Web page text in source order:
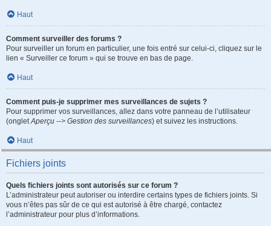
Haut
Comment surveiller des forums ?
Pour surveiller un forum en particulier, une fois entré sur celui-ci, cliquez sur le
lien « Surveiller ce forum » qui se trouve en bas de page.
Haut
Comment puis-je supprimer mes surveillances de sujets ?
Pour supprimer vos surveillances, allez dans votre panneau de l’utilisateur
(ongletAperçu --> Gestion des surveillances) et suivez les instructions.
Haut
Fichiers joints
Quels fichiers joints sont autorisés sur ce forum ?
L’administrateur peut autoriser ou interdire certains types de fichiers joints. Si
vous n’êtes pas sûr de ce qui est autorisé à être chargé, contactez
l’administrateur pour plus d’informations.